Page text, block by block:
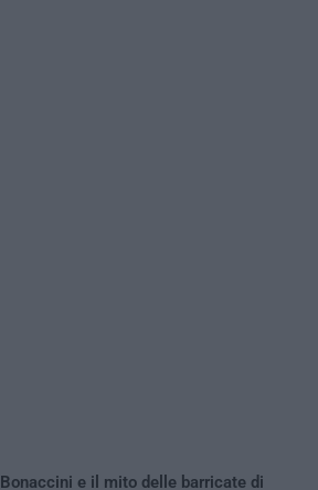
Bonaccini e il mito delle barricate di